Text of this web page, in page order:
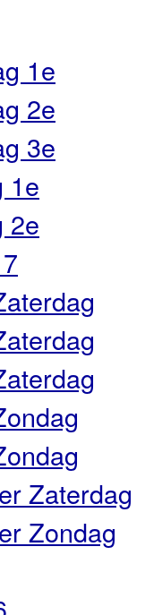
1e
2e
3e
1e
2e
Zaterdag
Zondag